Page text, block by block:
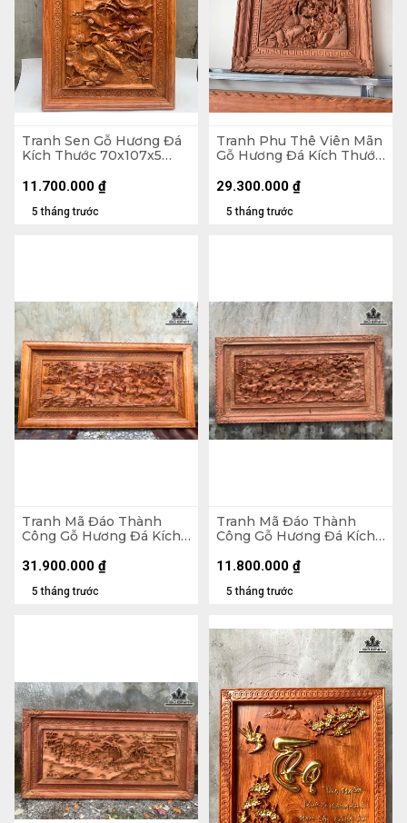
Tranh Sen Gỗ Hương Đá
Kích Thước 70x107x5
5 tháng trước
11.700.000 ₫
Tranh Phu Thê Viên Mãn
Gỗ Hương Đá Kích Thước
5 tháng trước
29.300.000 ₫
Tranh Mã Đáo Thành
Công Gỗ Hương Đá Kích
5 tháng trước
31.900.000 ₫
Tranh Mã Đáo Thành
Công Gỗ Hương Đá Kích
5 tháng trước
11.800.000 ₫